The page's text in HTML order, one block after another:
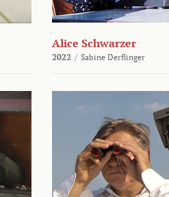
Alice Schwarzer
2022 / Sabine Derflinger